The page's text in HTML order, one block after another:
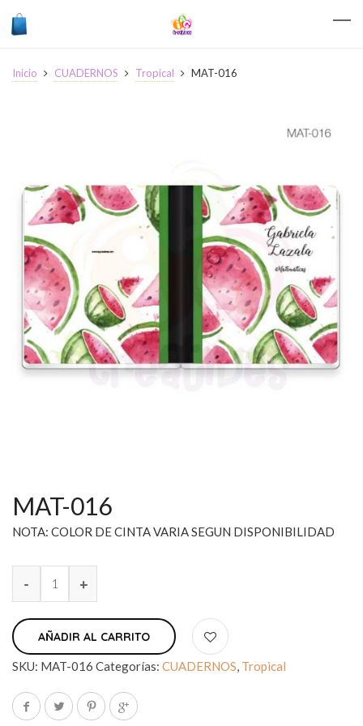
Inicio CUADERNOS Tropical MAT-016
MAT-016
NOTA: COLOR DE CINTA VARIA SEGUN DISPONIBILIDAD
AÑADIR AL CARRITO
SKU: MAT-016 Categorías: CUADERNOS, Tropical